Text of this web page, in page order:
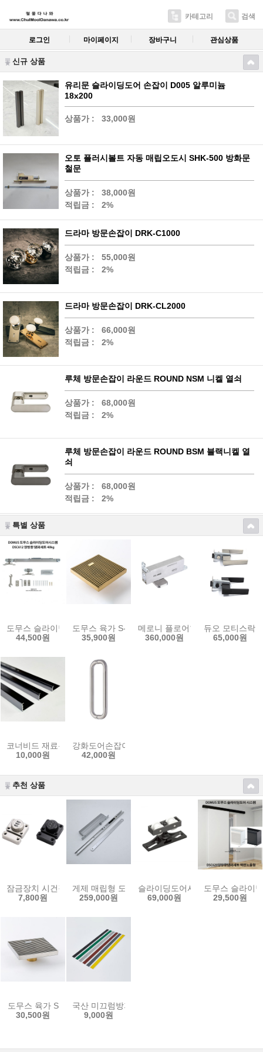
카테고리 검색
로그인 마이페이지 장바구니 관심상품
신규 상품
유리문 슬라이딩도어 손잡이 D005 알루미늄
18x200
상품가 : 33,000원
오토 플러시볼트 자동 매립오도시 SHK-500 방화문
철문
상품가 :
38,000원
적립금 :
2%
드라마 방문손잡이 DRK-C1000
상품가 :
55,000원
적립금 :
2%
드라마 방문손잡이 DRK-CL2000
상품가 :
66,000원
적립금 :
2%
루체 방문손잡이 라운드 ROUND NSM 니켈 열쇠
상품가 :
68,000원
적립금 :
2%
루체 방문손잡이 라운드 ROUND BSM 블랙니켈 열
쇠
상품가 :
68,000원
적립금 :
2%
특별 상품
도무스 슬라이딩도어시스템 레일 미닫이문 댐퍼 DSC612 양방향댐퍼
44,500원
도무스 육가 S-SB
35,900원
메로니 플로어힌지 H바용 유리문
360,000원
듀오 모티스락
65,000원
코너비드 재료분리대 알루미늄 L자 폴리싱 그레이 몰딩 타일
10,000원
강화도어손잡이 GS184 스텐무광 헤어라인
42,000원
추천 상품
잠금장치 시건장치 보조키 빗장 번호자물쇠 DL-01
7,800원
게제 매립형 도어클로저 도어체크 히든 TS803N
259,000원
슬라이딩도어시스템 레일 미닫이
69,000원
도무스 슬라이
29,500원
도무스 육가 S
30,500원
국산 미끄럼방지 패드 알루미늄세라믹 계단논슬립
9,000원